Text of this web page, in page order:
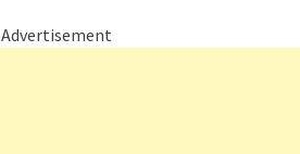
Advertisement